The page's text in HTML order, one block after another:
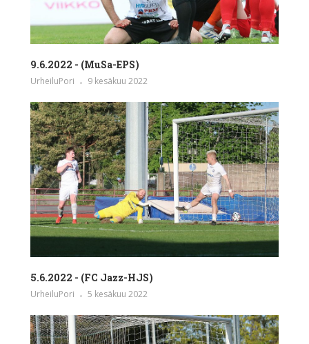
9.6.2022 - (MuSa-EPS)
UrheiluPori 9 kesäkuu 2022
5.6.2022 - (FC Jazz-HJS)
UrheiluPori 5 kesäkuu 2022